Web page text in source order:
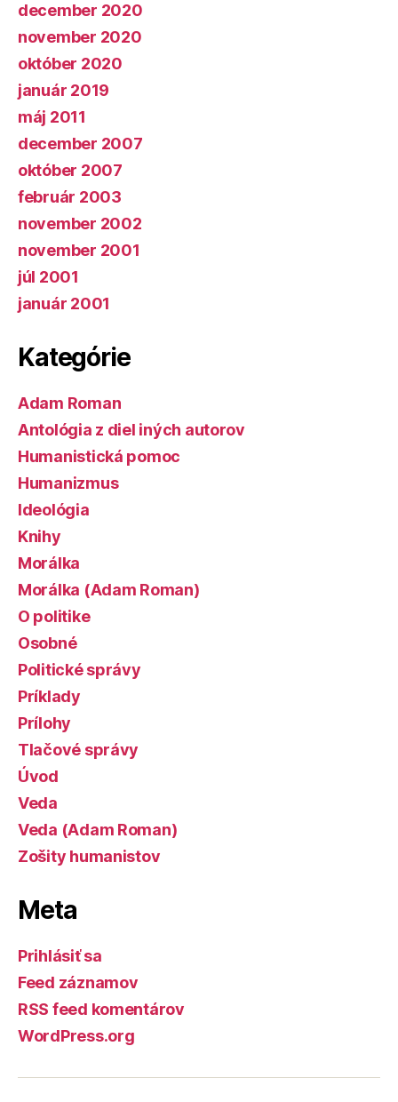
december 2020
november 2020
október 2020
január 2019
máj 2011
december 2007
október 2007
február 2003
november 2002
november 2001
júl 2001
január 2001
Kategórie
Adam Roman
Antológia z diel iných autorov
Humanistická pomoc
Humanizmus
Ideológia
Knihy
Morálka
Morálka (Adam Roman)
O politike
Osobné
Politické správy
Príklady
Prílohy
Tlačové správy
Úvod
Veda
Veda (Adam Roman)
Zošity humanistov
Meta
Prihlásiť sa
Feed záznamov
RSS feed komentárov
WordPress.org